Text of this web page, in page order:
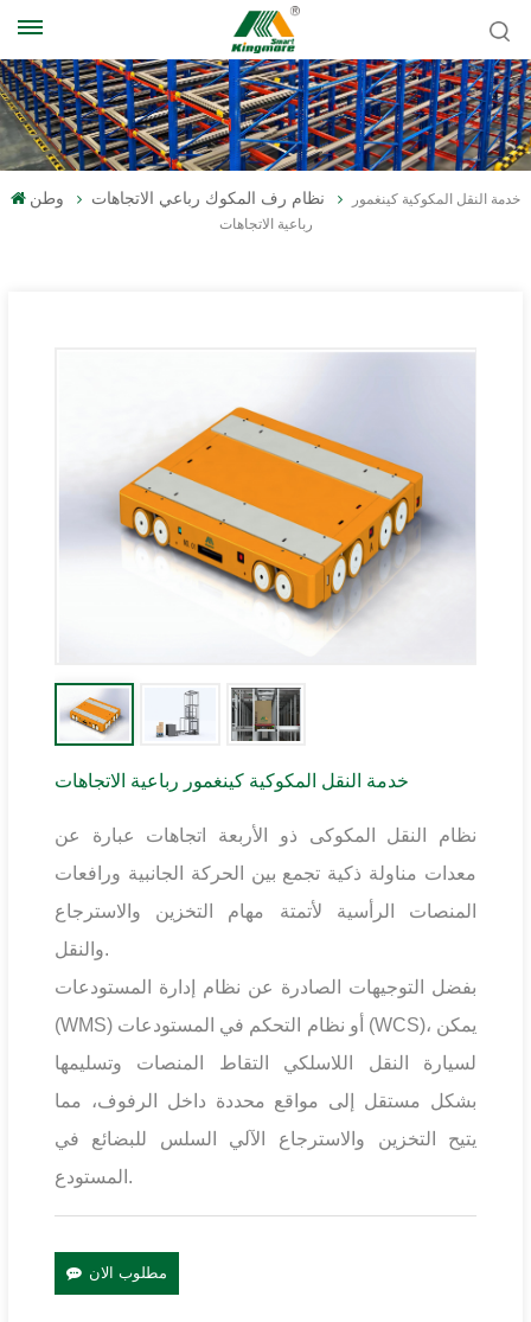
وطن نظام رف المكوك رباعي الاتجاهات
خدمة النقل المكوكية كينغمور
رباعية الاتجاهات
خدمة النقل المكوكية كينغمور رباعية الاتجاهات
نظام النقل المكوكى ذو الأربعة اتجاهات عبارة عن
معدات مناولة ذكية تجمع بين الحركة الجانبية ورافعات
المنصات الرأسية لأتمتة مهام التخزين والاسترجاع
والنقل.
بفضل التوجيهات الصادرة عن نظام إدارة المستودعات
(WMS) أو نظام التحكم في المستودعات (WCS)، يمكن
لسيارة النقل اللاسلكي التقاط المنصات وتسليمها
بشكل مستقل إلى مواقع محددة داخل الرفوف، مما
يتيح التخزين والاسترجاع الآلي السلس للبضائع في
المستودع.
مطلوب الان